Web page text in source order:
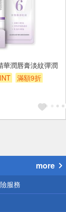
華潤唇膏淡紋彈潤
滿額9折
more
服務